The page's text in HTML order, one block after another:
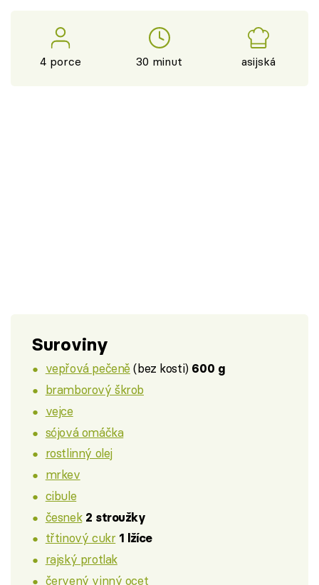
4 porce 30 minut asijská
Suroviny
vepřová pečeně (bez kosti) 600 g
bramborový škrob
vejce
sójová omáčka
rostlinný olej
mrkev
cibule
česnek 2 stroužky
třtinový cukr 1 lžíce
rajský protlak
červený vinný ocet